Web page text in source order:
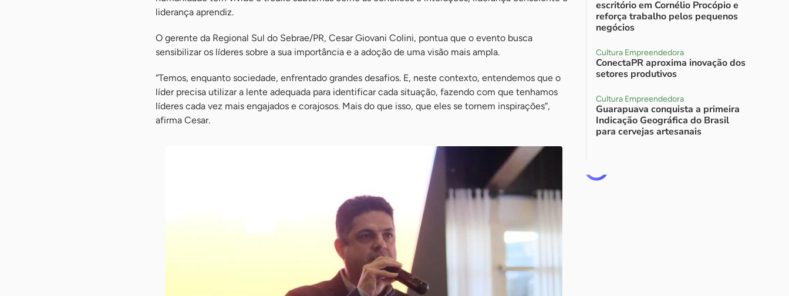
liderança aprendiz.
O gerente da Regional Sul do Sebrae/PR, Cesar Giovani Colini, pontua que o evento busca
sensibilizar os líderes sobre a sua importância e a adoção de uma visão mais ampla.
“Temos, enquanto sociedade, enfrentado grandes desafios. E, neste contexto, entendemos que o
líder precisa utilizar a lente adequada para identificar cada situação, fazendo com que tenhamos
líderes cada vez mais engajados e corajosos. Mais do que isso, que eles se tornem inspirações”,
afirma Cesar.
escritório em Cornélio Procópio e
reforça trabalho pelos pequenos
negócios
Cultura Empreendedora
ConectaPR aproxima inovação dos
setores produtivos
Cultura Empreendedora
Guarapuava conquista a primeira
Indicação Geográfica do Brasil
para cervejas artesanais